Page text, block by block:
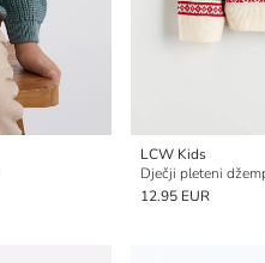
LCW Kids
12.95 EUR